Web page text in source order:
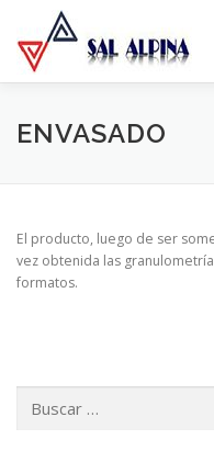
contenido
QUIENÉS SOMOS
FORMULARIO DE
ENVASADO
El producto, luego de ser
vez obtenida las
formatos.
por: